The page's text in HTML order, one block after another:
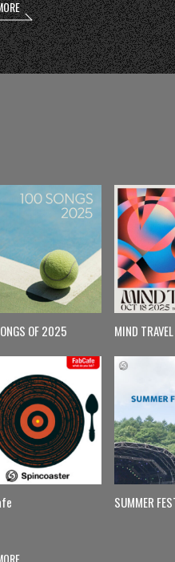
OF 2025 MIND TRAVEL
SUMMER